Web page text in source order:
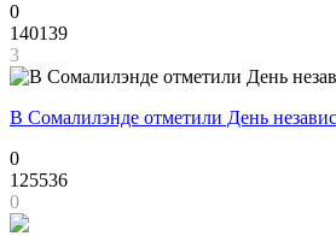
0
140139
3
В Сомалилэнде отметили День
0
125536
0